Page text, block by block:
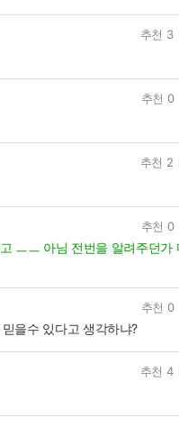
추천 3
추천 0
추천 2
ㅡㅡ 아님 전번을 알려주던가
추천 0
을수 있다고 생각하냐?
추천 0
추천 4